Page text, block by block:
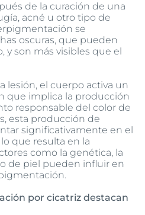
de la curación de una
acné u otro tipo de
se
oscuras, que pueden
y son más visibles que el
lesión, el cuerpo activa un
que implica la producción
responsable del color de
esta producción de
significativamente en el
que resulta en la
como la genética, la
de piel pueden influir en
por cicatriz destacan